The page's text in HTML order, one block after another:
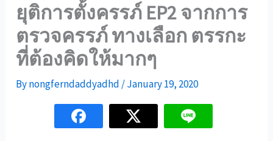
ยุติการตั้งครรภ์ EP2 จากการ
ตรวจครรภ์ ทางเลือก ตรรกะ
ที่ต้องคิดให้มากๆ
Bynongferndaddyadhd /January 19, 2020